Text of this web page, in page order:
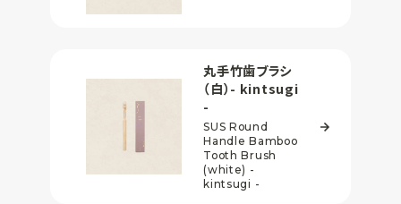
丸手竹歯ブラシ
（白）- kintsugi
-
SUS Round
Handle Bamboo
Tooth Brush
(white) -
kintsugi -